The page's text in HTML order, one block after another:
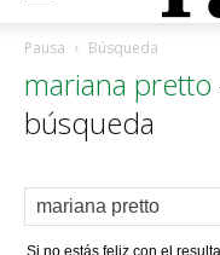
Pausa Búsqueda
mariana pretto
búsqueda
Si no estás feliz con el